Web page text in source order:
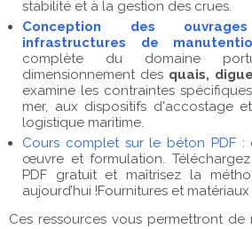
stabilité et à la gestion des crues.
Conception des
infrastructures de
complète du domaine
dimensionnement des quais,
examine les contraintes
mer, aux dispositifs d'accostage
logistique maritime.
Cours complet sur le béton PDF:
œuvre et formulation.
PDF gratuit et maîtrisez la
aujourd’hui !Fournitures et
Ces ressources vous permettront